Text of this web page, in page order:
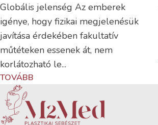
Globális jelenség Az emberek
igénye, hogy fizikai megjelenésük
javítása érdekében fakultatív
műtéteken essenek át, nem
korlátozható le...
TOVÁBB